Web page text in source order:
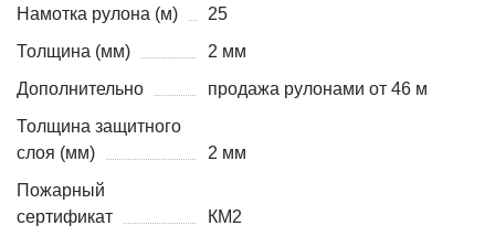
Намотка рулона (м)
25
Толщина (мм)
2 мм
Дополнительно
продажа рулонами от 46 м
Толщина защитного
слоя (мм)
2 мм
Пожарный
сертификат
КМ2